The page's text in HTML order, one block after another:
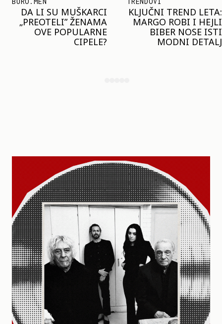
KLJUČNI TREND LETA:
MARGO ROBI I HEJLI
BIBER NOSE ISTI
MODNI DETALJ
JOŠ JE RANO ZA JAKNE
– ALI U RESERVED JE
STIGAO MODEL KOJI
ĆE BITI VELIKI TREND